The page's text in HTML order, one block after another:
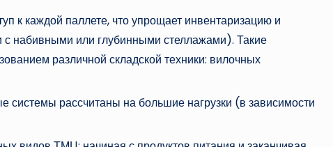
к каждой паллете, что упрощает инвентаризацию и
с набивными или глубинными стеллажами). Такие
различной складской техники: вилочных
системы рассчитаны на большие нагрузки (в зависимости